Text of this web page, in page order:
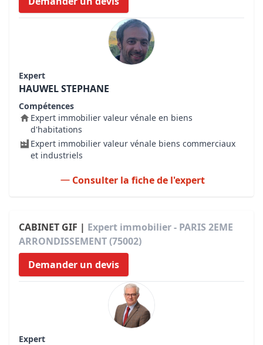
Expert
HAUWEL STEPHANE
Compétences
Expert immobilier valeur vénale en biens
d'habitations
Expert immobilier valeur vénale biens commerciaux
et industriels
Consulter la fiche de l'expert
CABINET GIF | Expert immobilier - PARIS 2EME
ARRONDISSEMENT (75002)
Demander un devis
Expert